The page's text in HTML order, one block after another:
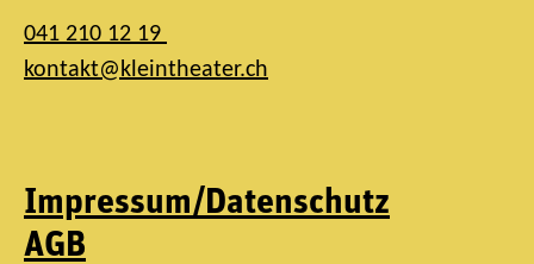
041 210 12 19
kontakt@kleintheater.ch
Impressum/Datenschutz
AGB